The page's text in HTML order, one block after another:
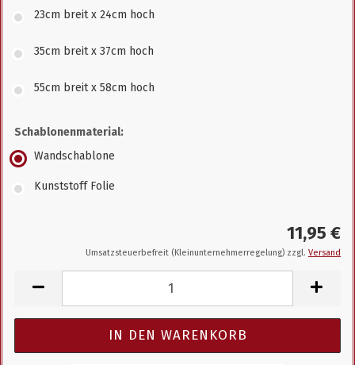
23cm breit x 24cm hoch
35cm breit x 37cm hoch
55cm breit x 58cm hoch
Schablonenmaterial:
Wandschablone
Kunststoff Folie
11,95 €
Umsatzsteuerbefreit (Kleinunternehmerregelung) zzgl. Versand